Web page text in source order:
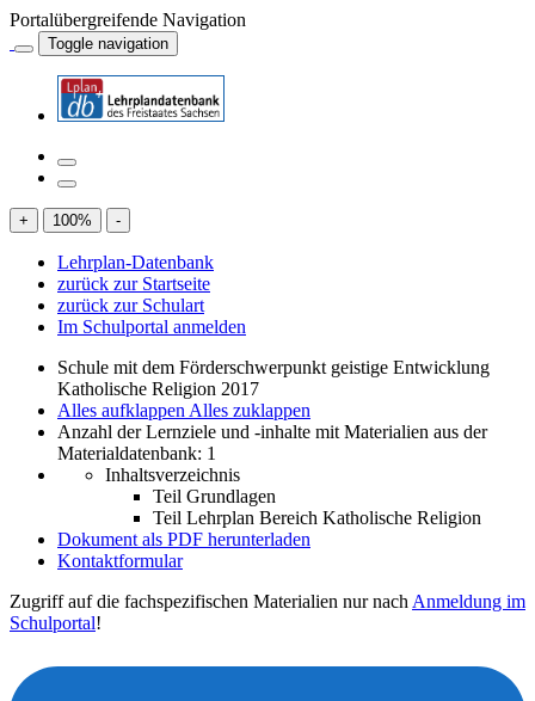
Portalübergreifende Navigation
Toggle navigation
+ 100% -
Lehrplan-Datenbank
zurück zur Startseite
zurück zur Schulart
Im Schulportal anmelden
Schule mit dem Förderschwerpunkt geistige Entwicklung
Katholische Religion 2017
Alles aufklappen Alles zuklappen
Anzahl der Lernziele und -inhalte mit Materialien aus der
Materialdatenbank: 1
Inhaltsverzeichnis
Teil Grundlagen
Teil Lehrplan Bereich Katholische Religion
Dokument als PDF herunterladen
Kontaktformular
Zugriff auf die fachspezifischen Materialien nur nach Anmeldung im
Schulportal!